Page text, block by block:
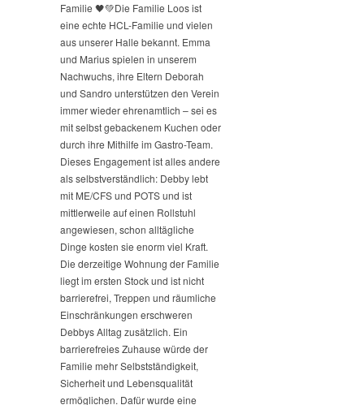
Familie 🖤💚Die Familie Loos ist
eine echte HCL-Familie und vielen
aus unserer Halle bekannt. Emma
und Marius spielen in unserem
Nachwuchs, ihre Eltern Deborah
und Sandro unterstützen den Verein
immer wieder ehrenamtlich – sei es
mit selbst gebackenem Kuchen oder
durch ihre Mithilfe im Gastro-Team.
Dieses Engagement ist alles andere
als selbstverständlich: Debby lebt
mit ME/CFS und POTS und ist
mittlerweile auf einen Rollstuhl
angewiesen, schon alltägliche
Dinge kosten sie enorm viel Kraft.
Die derzeitige Wohnung der Familie
liegt im ersten Stock und ist nicht
barrierefrei, Treppen und räumliche
Einschränkungen erschweren
Debbys Alltag zusätzlich. Ein
barrierefreies Zuhause würde der
Familie mehr Selbstständigkeit,
Sicherheit und Lebensqualität
ermöglichen. Dafür wurde eine